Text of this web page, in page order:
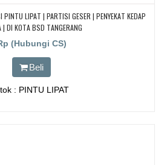
LIPAT | PARTISI GESER | PENYEKAT KEDAP
| DI KOTA BSD TANGERANG
(Hubungi CS)
Beli
: PINTU LIPAT